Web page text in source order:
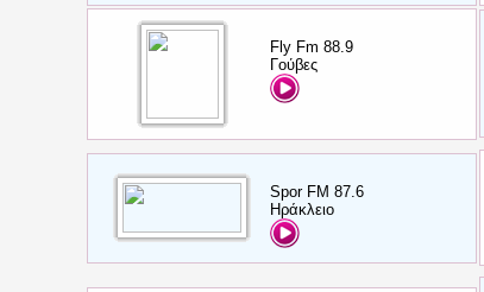
Fly Fm 88.9
Γούβες
Spor FM 87.6
Ηράκλειο